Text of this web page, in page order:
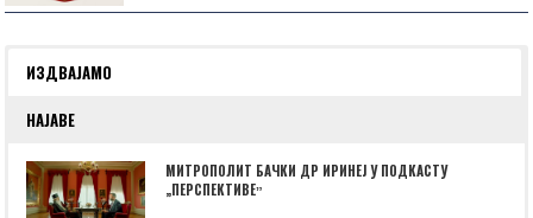
ИЗДВАЈАМО
НАЈАВЕ
МИТРОПОЛИТ БАЧКИ ДР ИРИНЕЈ У ПОДКАСТУ
„ПЕРСПЕКТИВЕˮ